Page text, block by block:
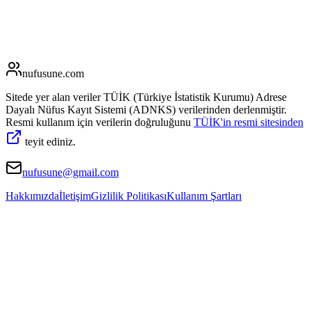
nufusune.com
Sitede yer alan veriler TÜİK (Türkiye İstatistik Kurumu) Adrese
Dayalı Nüfus Kayıt Sistemi (ADNKS) verilerinden derlenmiştir.
Resmi kullanım için verilerin doğruluğunu TÜİK'in resmi sitesinden
teyit ediniz.
nufusune@gmail.com
HakkımızdaİletişimGizlilik PolitikasıKullanım Şartları